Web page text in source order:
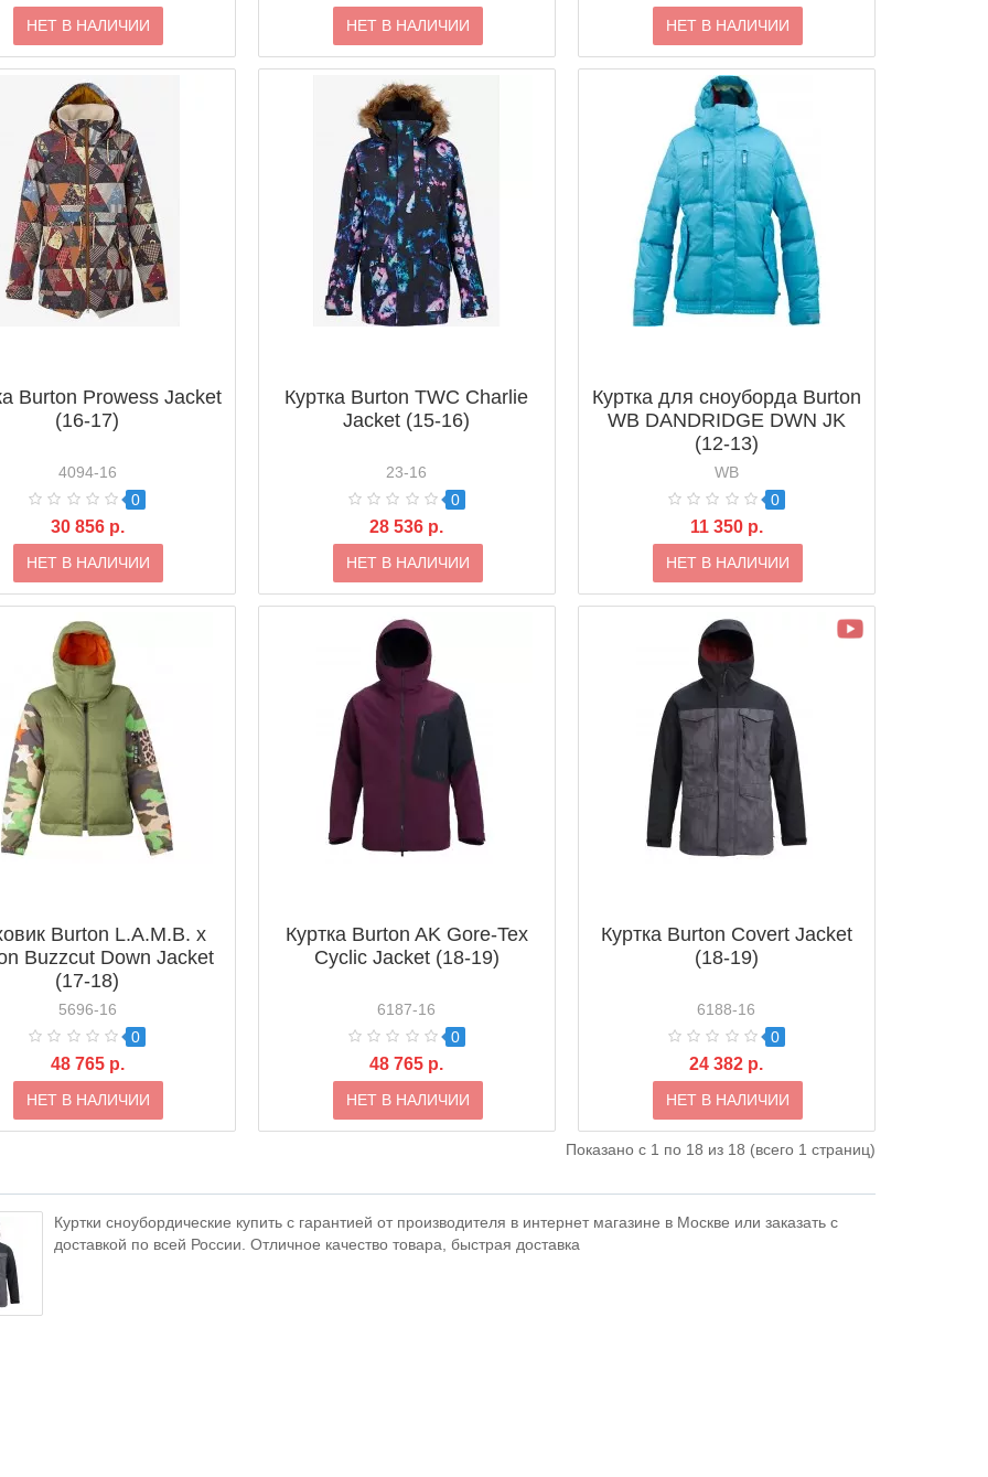
НЕТ В НАЛИЧИИ НЕТ В НАЛИЧИИ НЕТ В НАЛИЧИИ
Burton Prowess Jacket
(16-17)
4094-16
0
30 856 р.
НЕТ В НАЛИЧИИ
Куртка Burton TWC Charlie
Jacket (15-16)
23-16
0
28 536 р.
НЕТ В НАЛИЧИИ
Куртка для сноуборда Burton
WB DANDRIDGE DWN JK
(12-13)
WB
0
11 350 р.
НЕТ В НАЛИЧИИ
Burton L.A.M.B. x
Buzzcut Down Jacket
(17-18)
5696-16
0
48 765 р.
НЕТ В НАЛИЧИИ
Куртка Burton AK Gore-Tex
Cyclic Jacket (18-19)
6187-16
0
48 765 р.
НЕТ В НАЛИЧИИ
Куртка Burton Covert Jacket
(18-19)
6188-16
0
24 382 р.
НЕТ В НАЛИЧИИ
Показано с 1 по 18 из 18 (всего 1 страниц)
Куртки сноубордические купить с гарантией от производителя в интернет магазине в Москве или заказать с
доставкой по всей России. Отличное качество товара, быстрая доставка